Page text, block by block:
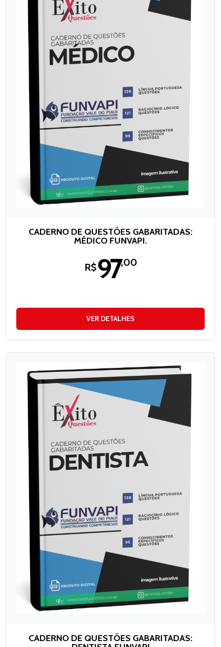
CADERNO DE QUESTÕES GABARITADAS:
MÉDICO FUNVAPI.
R$97,00
VER DETALHES
CADERNO DE QUESTÕES GABARITADAS: